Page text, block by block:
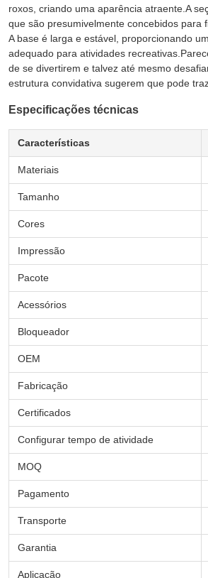
roxos, criando uma aparência atraente.A
que são presumivelmente concebidos para
A base é larga e estável, proporcionando
adequado para atividades
de se divertirem e talvez até mesmo
estrutura convidativa sugerem que pode
Especificações técnicas
Características
Materiais
Tamanho
Cores
Impressão
Pacote
Acessórios
Bloqueador
OEM
Fabricação
Certificados
Configurar tempo de atividade
MOQ
Pagamento
Transporte
Garantia
Aplicação